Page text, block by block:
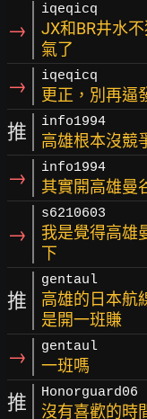
→
iqeqicq
JX和BR井水
氣了
→ iqeqicq
更正，別再逼
推 info1994
高雄根本沒競
→ info1994
其實開高雄曼
→
s6210603
我是覺得高雄
下
推
gentaul
高雄的日本航
是開一班賺
→ gentaul
一班嗎
推 Honorguard06
沒有喜歡的時